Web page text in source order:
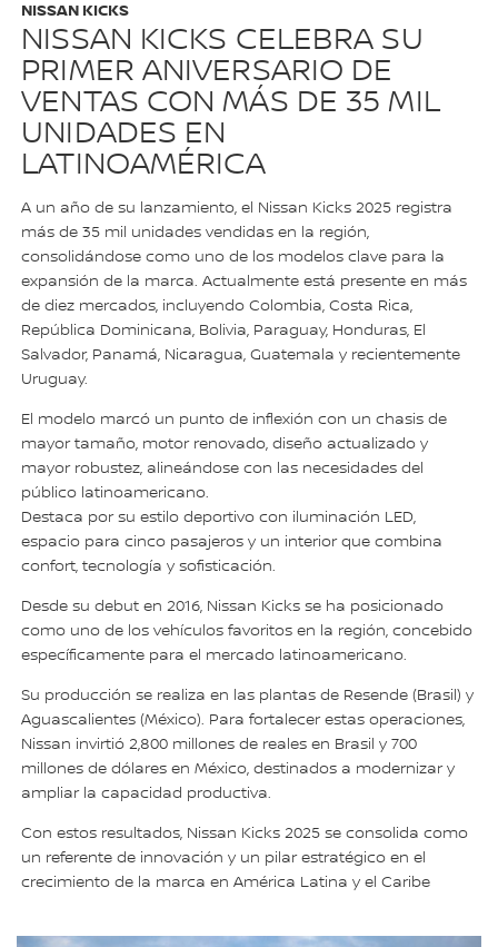
NISSAN KICKS CELEBRA SU
PRIMER ANIVERSARIO DE
VENTAS CON MÁS DE 35 MIL
UNIDADES EN
LATINOAMÉRICA
NISSAN KICKS
A un año de su lanzamiento, el Nissan Kicks 2025 registra
más de 35 mil unidades vendidas en la región,
consolidándose como uno de los modelos clave para la
expansión de la marca. Actualmente está presente en más
de diez mercados, incluyendo Colombia, Costa Rica,
República Dominicana, Bolivia, Paraguay, Honduras, El
Salvador, Panamá, Nicaragua, Guatemala y recientemente
Uruguay.
El modelo marcó un punto de inflexión con un chasis de
mayor tamaño, motor renovado, diseño actualizado y
mayor robustez, alineándose con las necesidades del
público latinoamericano.
Destaca por su estilo deportivo con iluminación LED,
espacio para cinco pasajeros y un interior que combina
confort, tecnología y sofisticación.
Desde su debut en 2016, Nissan Kicks se ha posicionado
como uno de los vehículos favoritos en la región, concebido
específicamente para el mercado latinoamericano.
Su producción se realiza en las plantas de Resende (Brasil) y
Aguascalientes (México). Para fortalecer estas operaciones,
Nissan invirtió 2,800 millones de reales en Brasil y 700
millones de dólares en México, destinados a modernizar y
ampliar la capacidad productiva.
Con estos resultados, Nissan Kicks 2025 se consolida como
un referente de innovación y un pilar estratégico en el
crecimiento de la marca en América Latina y el Caribe